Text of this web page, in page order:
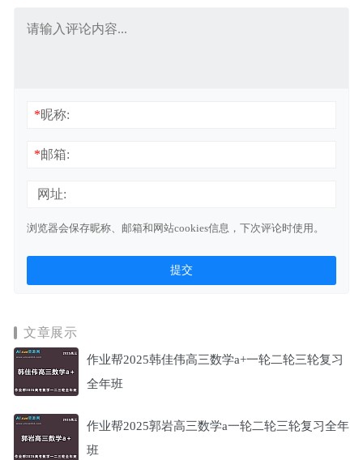
*昵称:
*邮箱:
网址:
浏览器会保存昵称、邮箱和网站cookies信息，下次评论时使用。
文章展示
作业帮2025韩佳伟高三数学a+一轮二轮三轮复习
全年班
作业帮2025郭岩高三数学a一轮二轮三轮复习全年
班